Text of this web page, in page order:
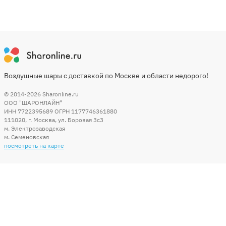
Воздушные шары с доставкой по Москве и области недорого!
© 2014-2026 Sharonline.ru
ООО "ШАРОНЛАЙН"
ИНН 7722395689 ОГРН 1177746361880
111020, г. Москва, ул. Боровая 3c3
м. Электрозаводская
м. Семеновская
посмотреть на карте